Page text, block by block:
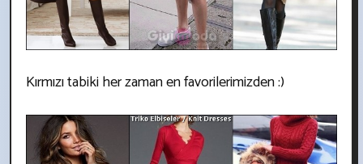
Kırmızı tabiki her zaman en favorilerimizden :)